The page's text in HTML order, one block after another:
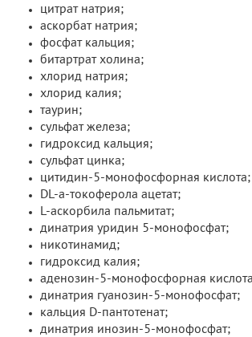
цитрат натрия;
аскорбат натрия;
фосфат кальция;
битартрат холина;
хлорид натрия;
хлорид калия;
таурин;
сульфат железа;
гидроксид кальция;
сульфат цинка;
цитидин-5-монофосфорная кислота;
DL-a-токоферола ацетат;
L-аскорбила пальмитат;
динатрия уридин 5-монофосфат;
никотинамид;
гидроксид калия;
аденозин-5-монофосфорная
динатрия гуанозин-5-монофосфат;
кальция D-пантотенат;
динатрия инозин-5-монофосфат;